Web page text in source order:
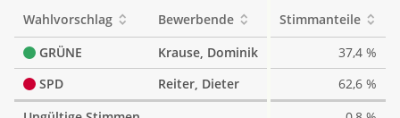
Wahlvorschlag Bewerbende
Stimmanteile
GRÜNE
Krause, Dominik
37,4 %
SPD
Reiter, Dieter
62,6 %